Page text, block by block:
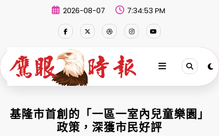
2026-08-07 7:34:54 PM
基隆市首創的「一區一室內兒童樂園」
政策，深獲市民好評